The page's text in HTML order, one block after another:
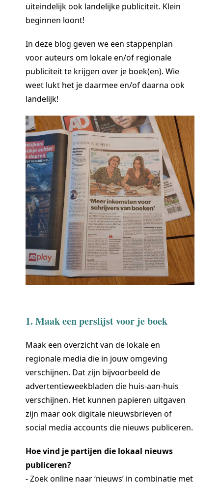
uiteindelijk ook landelijke publiciteit. Klein
beginnen loont!
In deze blog geven we een stappenplan
voor auteurs om lokale en/of regionale
publiciteit te krijgen over je boek(en). Wie
weet lukt het je daarmee en/of daarna ook
landelijk!
1. Maak een perslijst voor je boek
Maak een overzicht van de lokale en
regionale media die in jouw omgeving
verschijnen. Dat zijn bijvoorbeeld de
advertentieweekbladen die huis-aan-huis
verschijnen. Het kunnen papieren uitgaven
zijn maar ook digitale nieuwsbrieven of
social media accounts die nieuws publiceren.
Hoe vind je partijen die lokaal nieuws
publiceren?
- Zoek online naar ‘nieuws’ in combinatie met